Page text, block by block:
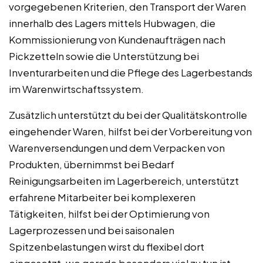
vorgegebenen Kriterien, den Transport der Waren
innerhalb des Lagers mittels Hubwagen, die
Kommissionierung von Kundenaufträgen nach
Pickzetteln sowie die Unterstützung bei
Inventurarbeiten und die Pflege des Lagerbestands
im Warenwirtschaftssystem.
Zusätzlich unterstützt du bei der Qualitätskontrolle
eingehender Waren, hilfst bei der Vorbereitung von
Warenversendungen und dem Verpacken von
Produkten, übernimmst bei Bedarf
Reinigungsarbeiten im Lagerbereich, unterstützt
erfahrene Mitarbeiter bei komplexeren
Tätigkeiten, hilfst bei der Optimierung von
Lagerprozessen und bei saisonalen
Spitzenbelastungen wirst du flexibel dort